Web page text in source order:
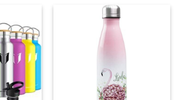
Getränke bis zu 18
Stunden warm oder…